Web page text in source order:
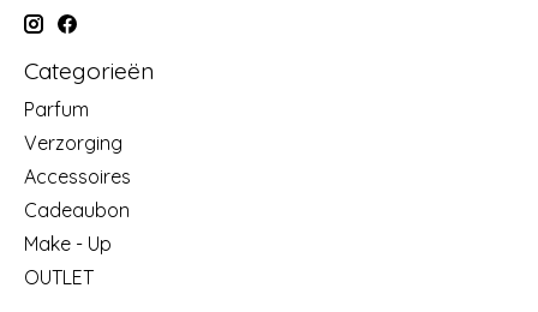
Categorieën
Parfum
Verzorging
Accessoires
Cadeaubon
Make - Up
OUTLET